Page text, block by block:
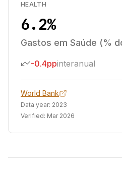
HEALTH
6.2%
Gastos em Saúde (%
-0.4ppinteranual
World Bank
Data year: 2023
Verified: Mar 2026